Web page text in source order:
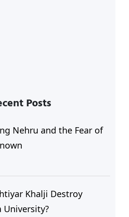
Posts
Nehru and the Fear of
Khalji Destroy
University?